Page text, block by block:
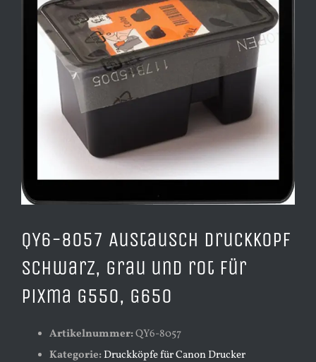
QY6-8057 Austausch Druckkopf
schwarz, grau und rot für
Pixma G550, G650
Artikelnummer:QY6-8057
Kategorie:Druckköpfe für Canon Drucker